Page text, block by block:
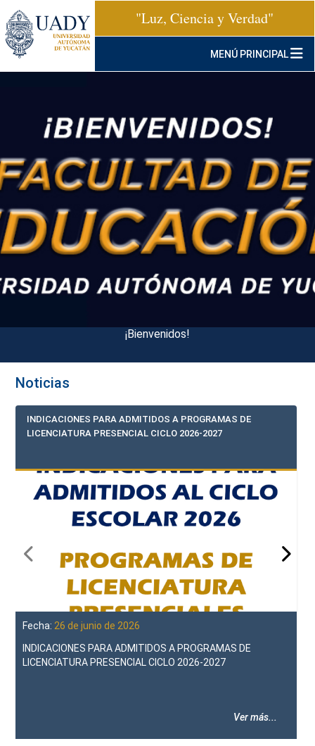
"Luz, Ciencia y Verdad"
MENÚ PRINCIPAL
¡Bienvenidos!
Noticias
INDICACIONES PARA ADMITIDOS A PROGRAMAS DE
LICENCIATURA PRESENCIAL CICLO 2026-2027
Fecha:26 de junio de 2026
INDICACIONES PARA ADMITIDOS A PROGRAMAS DE
LICENCIATURA PRESENCIAL CICLO 2026-2027
Ver más...